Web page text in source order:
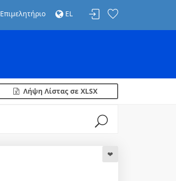
Επιμελητήριο EL
Λήψη Λίστας σε XLSX